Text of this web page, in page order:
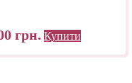
грн. Купити